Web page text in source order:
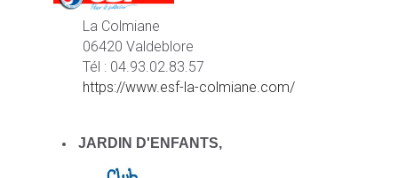
La Colmiane
06420 Valdeblore
Tél : 04.93.02.83.57
https://www.esf-la-colmiane.com/
JARDIN D'ENFANTS,